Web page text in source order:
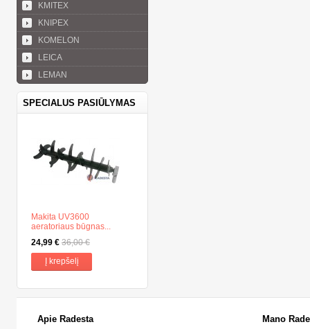
KMITEX
KNIPEX
KOMELON
LEICA
LEMAN
SPECIALUS PASIŪLYMAS
Makita UV3600
aeratoriaus būgnas...
24,99 € 36,00 €
Į krepšelį
Apie Radesta Mano